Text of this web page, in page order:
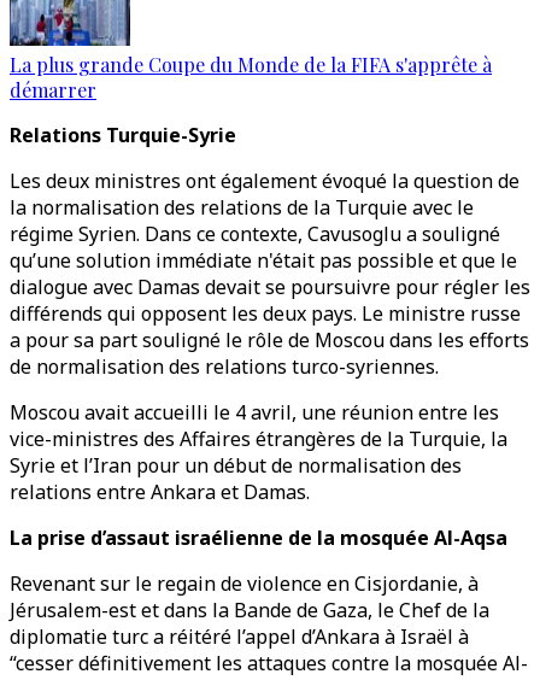
La plus grande Coupe du Monde de la FIFA s'apprête à
démarrer
Relations Turquie-Syrie
Les deux ministres ont également évoqué la question de
la normalisation des relations de la Turquie avec le
régime Syrien. Dans ce contexte, Cavusoglu a souligné
qu’une solution immédiate n'était pas possible et que le
dialogue avec Damas devait se poursuivre pour régler les
différends qui opposent les deux pays. Le ministre russe
a pour sa part souligné le rôle de Moscou dans les efforts
de normalisation des relations turco-syriennes.
Moscou avait accueilli le 4 avril, une réunion entre les
vice-ministres des Affaires étrangères de la Turquie, la
Syrie et l’Iran pour un début de normalisation des
relations entre Ankara et Damas.
La prise d’assaut israélienne de la mosquée Al-Aqsa
Revenant sur le regain de violence en Cisjordanie, à
Jérusalem-est et dans la Bande de Gaza, le Chef de la
diplomatie turc a réitéré l’appel d’Ankara à Israël à
“cesser définitivement les attaques contre la mosquée Al-